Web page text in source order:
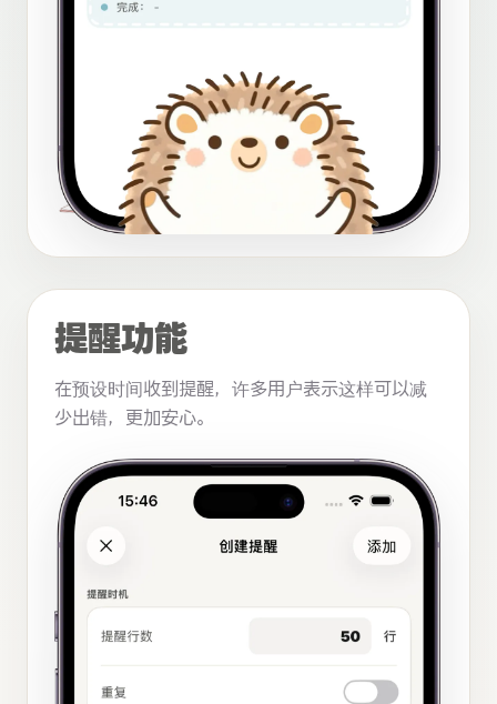
提醒功能
在预设时间收到提醒，许多用户表示这样可以减
少出错，更加安心。